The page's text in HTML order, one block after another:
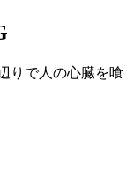
りで人の心臓を喰